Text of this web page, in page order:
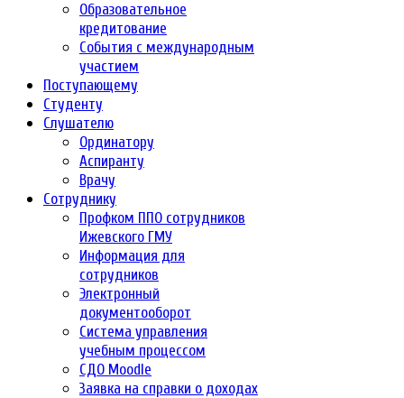
Образовательное
кредитование
События с международным
участием
Поступающему
Студенту
Слушателю
Ординатору
Аспиранту
Врачу
Сотруднику
Профком ППО сотрудников
Ижевского ГМУ
Информация для
сотрудников
Электронный
документооборот
Система управления
учебным процессом
СДО Moodle
Заявка на справки о доходах